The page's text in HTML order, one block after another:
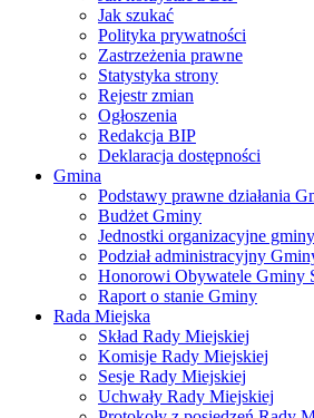
Jak szukać
Polityka prywatności
Zastrzeżenia prawne
Statystyka strony
Rejestr zmian
Ogłoszenia
Redakcja BIP
Deklaracja dostępności
Gmina
Podstawy prawne działania
Budżet Gminy
Jednostki organizacyjne gminy
Podział administracyjny
Honorowi Obywatele Gminy
Raport o stanie Gminy
Rada Miejska
Skład Rady Miejskiej
Komisje Rady Miejskiej
Sesje Rady Miejskiej
Uchwały Rady Miejskiej